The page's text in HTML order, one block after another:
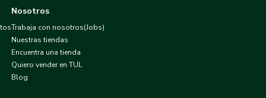
Nosotros
Trabaja con nosotros(Jobs)
Nuestras tiendas
Encuentra una tienda
Quiero vender en TUL
Blog